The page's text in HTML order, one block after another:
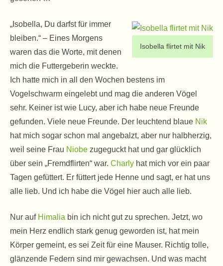
Isobella flirtet mit Nik
„Isobella, Du darfst für immer
bleiben.“ – Eines Morgens
waren das die Worte, mit denen
mich die Futtergeberin weckte.
Ich hatte mich in all den Wochen bestens im
Vogelschwarm eingelebt und mag die anderen Vögel
sehr. Keiner ist wie Lucy, aber ich habe neue Freunde
gefunden. Viele neue Freunde. Der leuchtend blaue Nik
hat mich sogar schon mal angebalzt, aber nur halbherzig,
weil seine Frau Niobe zugeguckt hat und gar glücklich
über sein „Fremdflirten“ war. Charly hat mich vor ein paar
Tagen gefüttert. Er füttert jede Henne und sagt, er hat uns
alle lieb. Und ich habe die Vögel hier auch alle lieb.
Nur auf Himalia bin ich nicht gut zu sprechen. Jetzt, wo
mein Herz endlich stark genug geworden ist, hat mein
Körper gemeint, es sei Zeit für eine Mauser. Richtig tolle,
glänzende Federn sind mir gewachsen. Und was macht